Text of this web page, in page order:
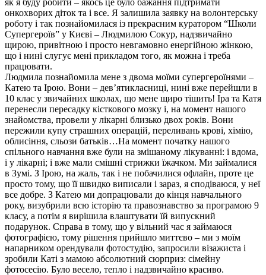
онкохворих діток та і все. Я залишила заявку на волонтерську
роботу і так познайомилася із прекрасним куратором “Школи
Супергероїв” у Києві – Людмилою Сокур, надзвичайно
щирою, привітною і просто невгамовно енергійною жінкою,
що і нині слугує мені прикладом того, як можна і треба
працювати.
Людмила познайомила мене з двома моїми супергероїнями –
Катею та Ірою. Вони – дев’ятикласниці, нині вже перейшли в
10 клас у звичайних школах, що мене щиро тішить! Іра та Катя
перенесли пересадку кісткового мозку і, на момент нашого
знайомства, провели у лікарні близько двох років. Вони
пережили купу страшних операцій, переливань крові, хімію,
облисіння, сльози батьків…На момент початку нашого
спільного навчання вже були на змішаному лікуванні: і вдома,
і у лікарні; і вже мали смішні стрижки їжачком. Ми займалися
в Зумі. З Ірою, на жаль, так і не побачилися офлайн, проте це
просто тому, що її швидко виписали і зараз, я сподіваюся, у неї
все добре. З Катею ми допрацювали до кінця навчального
року, визубрили всю історію та правознавство за програмою 9
класу, а потім я вирішила влаштувати їй випускний
подарунок. Справа в тому, що у вільний час я займаюся
фотографією, тому рішення прийшло миттєво – ми з моїм
напарником орендували фотостудію, запросили візажиста і
зробили Каті з мамою абсолютний сюрприз: сімейну
фотосесію. Було весело, тепло і надзвичайно красиво.